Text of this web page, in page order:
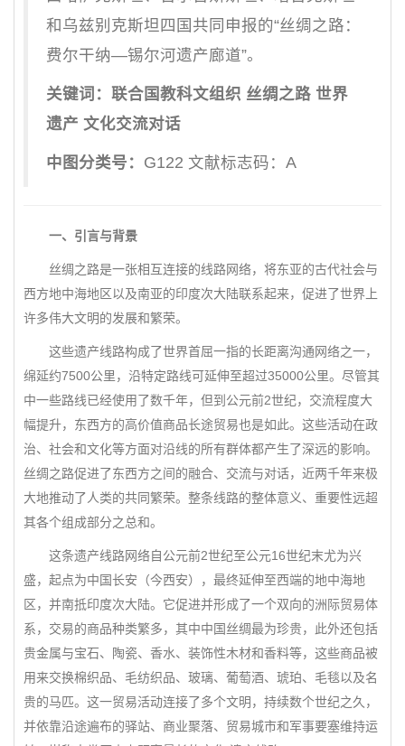
和乌兹别克斯坦四国共同申报的“丝绸之路：
费尔干纳—锡尔河遗产廊道”。
关键词： 联合国教科文组织 丝绸之路 世界
遗产 文化交流对话
中图分类号： G122 文献标志码：A
一、引言与背景
丝绸之路是一张相互连接的线路网络，将东亚的古代社会与
西方地中海地区以及南亚的印度次大陆联系起来，促进了世界上
许多伟大文明的发展和繁荣。
这些遗产线路构成了世界首屈一指的长距离沟通网络之一，
绵延约7500公里，沿特定路线可延伸至超过35000公里。尽管其
中一些路线已经使用了数千年，但到公元前2世纪，交流程度大
幅提升，东西方的高价值商品长途贸易也是如此。这些活动在政
治、社会和文化等方面对沿线的所有群体都产生了深远的影响。
丝绸之路促进了东西方之间的融合、交流与对话，近两千年来极
大地推动了人类的共同繁荣。整条线路的整体意义、重要性远超
其各个组成部分之总和。
这条遗产线路网络自公元前2世纪至公元16世纪末尤为兴
盛，起点为中国长安（今西安），最终延伸至西端的地中海地
区，并南抵印度次大陆。它促进并形成了一个双向的洲际贸易体
系，交易的商品种类繁多，其中中国丝绸最为珍贵，此外还包括
贵金属与宝石、陶瓷、香水、装饰性木材和香料等，这些商品被
用来交换棉织品、毛纺织品、玻璃、葡萄酒、琥珀、毛毯以及名
贵的马匹。这一贸易活动连接了多个文明，持续数个世纪之久，
并依靠沿途遍布的驿站、商业聚落、贸易城市和军事要塞维持运